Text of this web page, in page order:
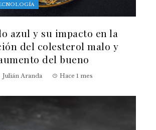
azul y su impacto en la
del colesterol malo y
del bueno
Julián Aranda Hace 1 mes